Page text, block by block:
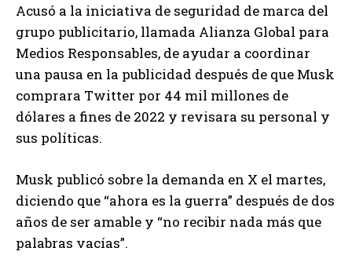
Acusó a la iniciativa de seguridad de marca del
grupo publicitario, llamada Alianza Global para
Medios Responsables, de ayudar a coordinar
una pausa en la publicidad después de que Musk
comprara Twitter por 44 mil millones de
dólares a fines de 2022 y revisara su personal y
sus políticas.
Musk publicó sobre la demanda en X el martes,
diciendo que “ahora es la guerra” después de dos
años de ser amable y “no recibir nada más que
palabras vacías”.